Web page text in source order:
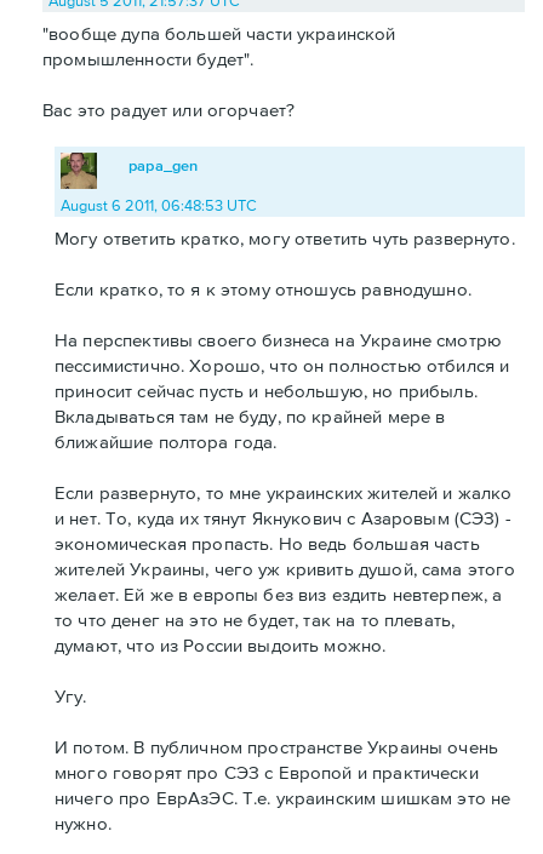
"вообще дупа большей части украинской
промышленности будет".
Вас это радует или огорчает?
papa_gen
August 6 2011, 06:48:53 UTC
Могу ответить кратко, могу ответить чуть развернуто.
Если кратко, то я к этому отношусь равнодушно.
На перспективы своего бизнеса на Украине смотрю
пессимистично. Хорошо, что он полностью отбился и
приносит сейчас пусть и небольшую, но прибыль.
Вкладываться там не буду, по крайней мере в
ближайшие полтора года.
Если развернуто, то мне украинских жителей и жалко
и нет. То, куда их тянут Якнукович с Азаровым (СЭЗ) -
экономическая пропасть. Но ведь большая часть
жителей Украины, чего уж кривить душой, сама этого
желает. Ей же в европы без виз ездить невтерпеж, а
то что денег на это не будет, так на то плевать,
думают, что из России выдоить можно.
Угу.
И потом. В публичном пространстве Украины очень
много говорят про СЭЗ с Европой и практически
ничего про ЕврАзЭС. Т.е. украинским шишкам это не
нужно.